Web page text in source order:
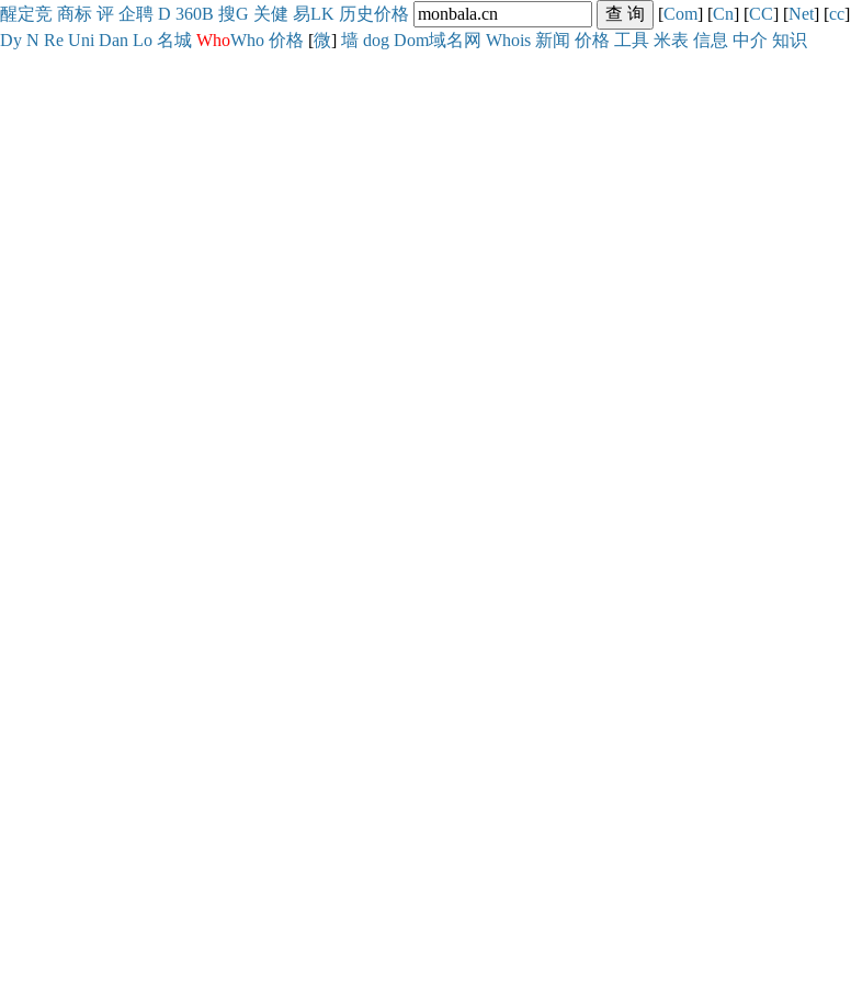
醒定竞 商标 评 企聘 D 360B 搜G 关健 易LK 历史价格 [Com] [Cn] [CC] [Net] [cc]
Dy N Re Uni Dan Lo 名城 WhoWho 价格 [微] 墙 dog Dom域名网 Whois 新闻 价格 工具 米表 信息 中介 知识